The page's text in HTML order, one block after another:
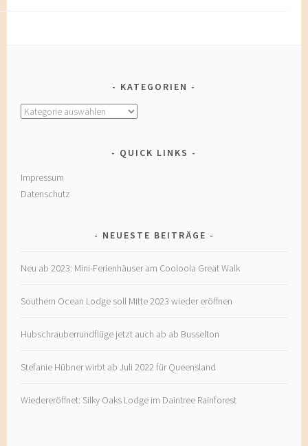
KATEGORIEN
Kategorien
QUICK LINKS
Impressum
Datenschutz
NEUESTE BEITRÄGE
Neu ab 2023: Mini-Ferienhäuser am Cooloola Great Walk
Southern Ocean Lodge soll Mitte 2023 wieder eröffnen
Hubschrauberrundflüge jetzt auch ab ab Busselton
Stefanie Hübner wirbt ab Juli 2022 für Queensland
Wiedereröffnet: Silky Oaks Lodge im Daintree Rainforest